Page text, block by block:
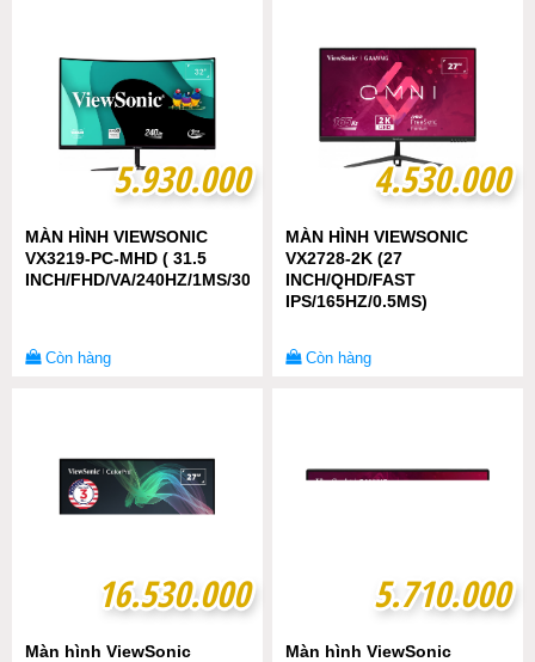
5.930.000
5.930.000
MÀN HÌNH VIEWSONIC
VX3219-PC-MHD ( 31.5
INCH/FHD/VA/240HZ/1MS/300NITS/HDMI+DP+AUDIO/CONG)
Còn hàng
4.530.000
4.530.000
MÀN HÌNH VIEWSONIC
VX2728-2K (27
INCH/QHD/FAST
IPS/165HZ/0.5MS)
Còn hàng
16.530.000
16.530.000
Màn hình ViewSonic
5.710.000
5.710.000
Màn hình ViewSonic